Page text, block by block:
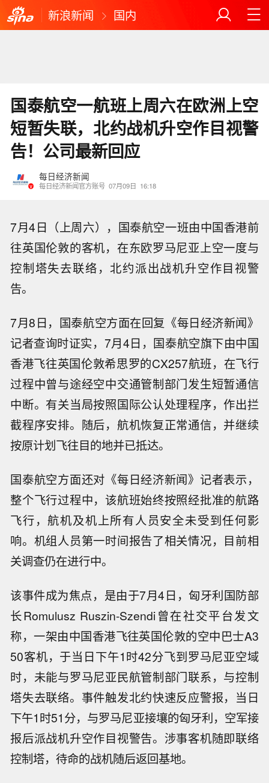
新浪新闻 国内
国泰航空一航班上周六在欧洲上空
短暂失联，北约战机升空作目视警
告！公司最新回应
每日经济新闻
每日经济新闻官方账号 07月09日 16:18
7月4日（上周六），国泰航空一班由中国香港前
往英国伦敦的客机，在东欧罗马尼亚上空一度与
控制塔失去联络，北约派出战机升空作目视警
告。
7月8日，国泰航空方面在回复《每日经济新闻》
记者查询时证实，7月4日，国泰航空旗下由中国
香港飞往英国伦敦希思罗的CX257航班，在飞行
过程中曾与途经空中交通管制部门发生短暂通信
中断。有关当局按照国际公认处理程序，作出拦
截程序安排。随后，航机恢复正常通信，并继续
按原计划飞往目的地并已抵达。
国泰航空方面还对《每日经济新闻》记者表示，
整个飞行过程中，该航班始终按照经批准的航路
飞行，航机及机上所有人员安全未受到任何影
响。机组人员第一时间报告了相关情况，目前相
关调查仍在进行中。
该事件成为焦点，是由于7月4日，匈牙利国防部
长Romulusz Ruszin-Szendi曾在社交平台发文
称，一架由中国香港飞往英国伦敦的空中巴士A3
50客机，于当日下午1时42分飞到罗马尼亚空域
时，未能与罗马尼亚民航管制部门联系，与控制
塔失去联络。事件触发北约快速反应警报，当日
下午1时51分，与罗马尼亚接壤的匈牙利，空军接
报后派战机升空作目视警告。涉事客机随即联络
控制塔，待命的战机随后返回基地。